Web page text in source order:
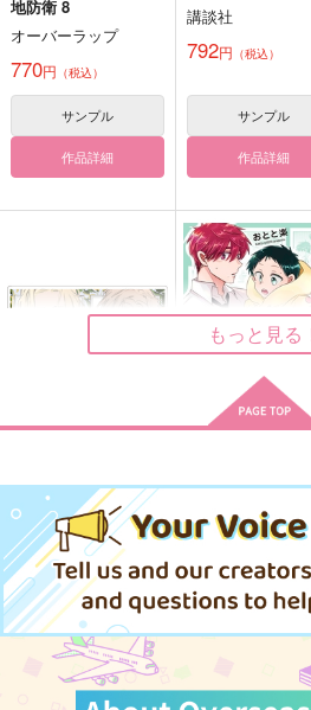
だって夏の大三角形が
綺麗だった
青色
円（税込）
山田二郎×山田三郎
今日は直径40セン
青色
1,100
作品詳細
まほらの繭
海響
865 円（税込）
吉田松陰×高杉晋作
サンプル
浸して溺れる
海響
724円（税込）
吉田松陰×高杉晋作
地防衛 8
オーバーラップ
770円 （税込）
サンプル
作品詳細
講談社
792円 （税込）
サンプル
作品詳細
カード（くりかえしあ
いのおと）
大洋図書
600円（税込）
サンプル
作品詳細
ちゃった話 上
海王社
サンプル
もっと見る